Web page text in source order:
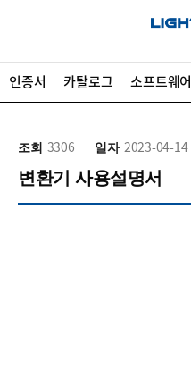
인증서 카탈로그 소프트웨어
조회 3306 일자 2023-04-14
변환기 사용설명서